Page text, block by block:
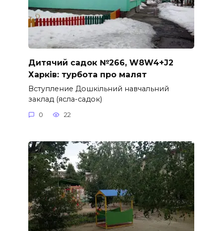
Дитячий садок №266, W8W4+J2
Харків: турбота про малят
Вступление Дошкільний навчальний
заклад (ясла-садок)
0 22